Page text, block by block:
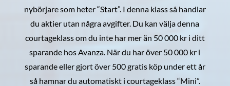
nybörjare som heter “Start”. I denna klass så handlar
du aktier utan några avgifter. Du kan välja denna
courtageklass om du inte har mer än 50 000 kr i ditt
sparande hos Avanza. När du har över 50 000 kr i
sparande eller gjort över 500 gratis köp under ett år
så hamnar du automatiskt i courtageklass “Mini”.